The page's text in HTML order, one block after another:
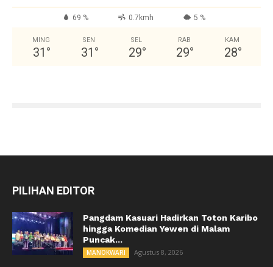
69 % 0.7kmh 5 %
MING
31 °
SEN
31 °
SEL
29°
RAB
29°
KAM
28°
PILIHAN EDITOR
Pangdam Kasuari Hadirkan Toton Karibo
hingga Komedian Yewen di Malam
Puncak...
MANOKWARI Agustus 8, 2026